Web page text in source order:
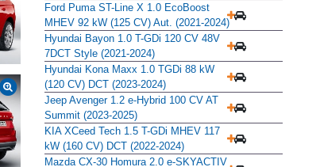
Ford Puma ST-Line X 1.0 EcoBoost
MHEV 92 kW (125 CV) Aut. (2021-2024)
Hyundai Bayon 1.0 T-GDi 120 CV 48V
7DCT Style (2021-2024)
Hyundai Kona Maxx 1.0 TGDi 88 kW
(120 CV) DCT (2023-2024)
Jeep Avenger 1.2 e-Hybrid 100 CV AT
Summit (2023-2025)
KIA XCeed Tech 1.5 T-GDi MHEV 117
kW (160 CV) DCT (2022-2024)
Mazda CX-30 Homura 2.0 e-SKYACTIV